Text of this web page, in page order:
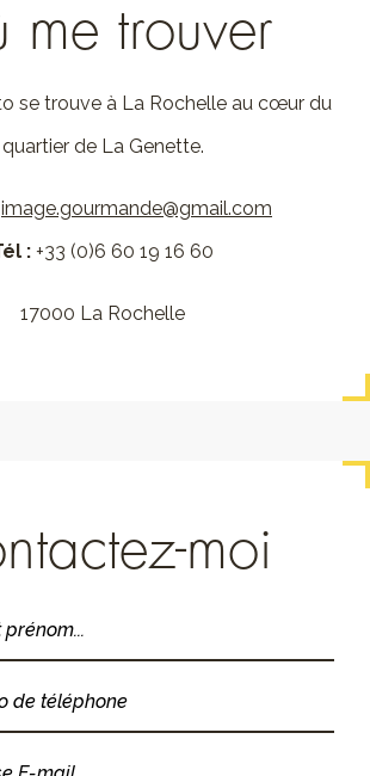
me trouver
se trouve à La Rochelle au cœur du
quartier de La Genette.
image.gourmande@gmail.com
: +33 (0)6 60 19 16 60
17000 La Rochelle
moi